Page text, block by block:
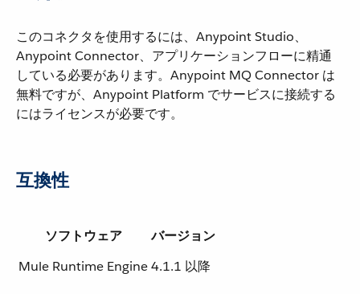
このコネクタを使用するには、Anypoint Studio、
Anypoint Connector、アプリケーションフローに精通
している必要があります。Anypoint MQ Connector は
無料ですが、Anypoint Platform でサービスに接続する
にはライセンスが必要です。
互換性
ソフトウェア
バージョン
Mule Runtime Engine4.1.1 以降